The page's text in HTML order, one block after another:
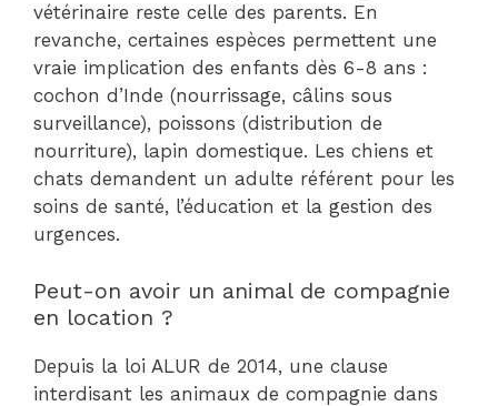
vétérinaire reste celle des parents. En
revanche, certaines espèces permettent une
vraie implication des enfants dès 6-8 ans :
cochon d’Inde (nourrissage, câlins sous
surveillance), poissons (distribution de
nourriture), lapin domestique. Les chiens et
chats demandent un adulte référent pour les
soins de santé, l’éducation et la gestion des
urgences.
Peut-on avoir un animal de compagnie
en location ?
Depuis la loi ALUR de 2014, une clause
interdisant les animaux de compagnie dans